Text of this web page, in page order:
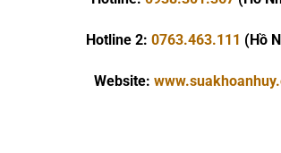
Hotline 2: 0763.463.111 (Hồ
Website: